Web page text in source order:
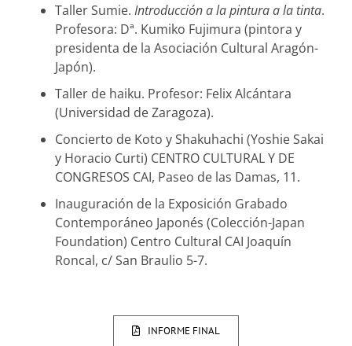
Taller Sumie. Introducción a la pintura a la tinta.
Profesora: Dª. Kumiko Fujimura (pintora y
presidenta de la Asociación Cultural Aragón-
Japón).
Taller de haiku. Profesor: Felix Alcántara
(Universidad de Zaragoza).
Concierto de Koto y Shakuhachi (Yoshie Sakai
y Horacio Curti) CENTRO CULTURAL Y DE
CONGRESOS CAI, Paseo de las Damas, 11.
Inauguración de la Exposición Grabado
Contemporáneo Japonés (Colección-Japan
Foundation) Centro Cultural CAI Joaquín
Roncal, c/ San Braulio 5-7.
INFORME FINAL